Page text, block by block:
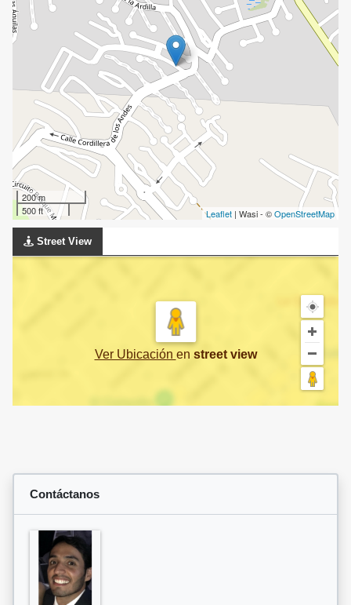
200 m
500 ft
Leaflet | Wasi - ©OpenStreetMap
Street View
Ver Ubicación en street view
Contáctanos